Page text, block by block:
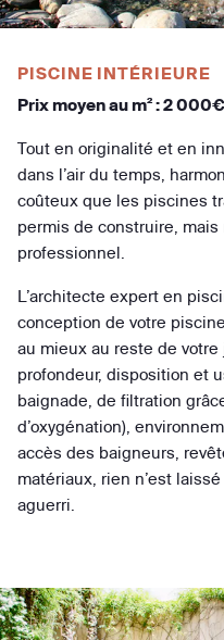
PISCINE INTÉRIEURE
Prix moyen au m² : 2
Tout en originalité et en
dans l’air du temps,
coûteux que les piscines
permis de construire,
professionnel.
L’architecte expert en
conception de votre
au mieux au reste de
profondeur, disposition et
baignade, de filtration
d’oxygénation),
accès des baigneurs,
matériaux, rien n’est
aguerri.